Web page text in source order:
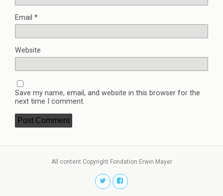
Email *
Website
Save my name, email, and website in this browser for the
next time I comment.
All content Copyright Fondation Erwin Mayer